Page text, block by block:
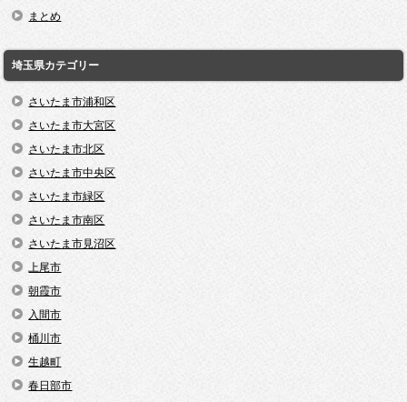
まとめ
埼玉県カテゴリー
さいたま市浦和区
さいたま市大宮区
さいたま市北区
さいたま市中央区
さいたま市緑区
さいたま市南区
さいたま市見沼区
上尾市
朝霞市
入間市
桶川市
生越町
春日部市